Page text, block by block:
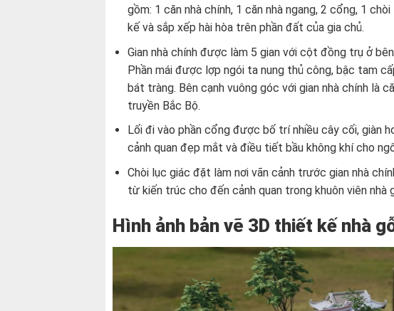
gồm: 1 căn nhà chính, 1 căn nhà ngang, 2 cổng, 1
kế và sắp xếp hài hòa trên phần đất của gia chủ.
Gian nhà chính được làm 5 gian với cột đồng trụ ở
Phần mái được lợp ngói ta nung thủ công, bậc tam
bát tràng. Bên cạnh vuông góc với gian nhà chính là
truyền Bắc Bộ.
Lối đi vào phần cổng được bố trí nhiều cây cối, giàn
cảnh quan đẹp mắt và điều tiết bầu không khí cho
Chòi lục giác đặt làm nơi vãn cảnh trước gian nhà
từ kiến trúc cho đến cảnh quan trong khuôn viên nhà
Hình ảnh bản vẽ 3D thiết kế nhà